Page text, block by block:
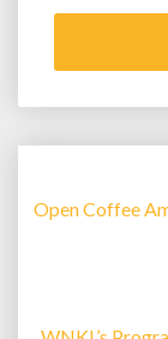
Open Coffee